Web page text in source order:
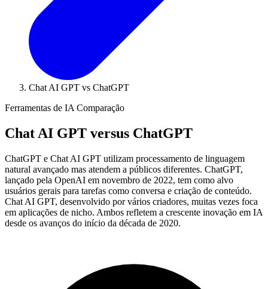
Chat AI GPT vs ChatGPT
Ferramentas de IA Comparação
Chat AI GPT versus ChatGPT
ChatGPT e Chat AI GPT utilizam processamento de linguagem
natural avançado mas atendem a públicos diferentes. ChatGPT,
lançado pela OpenAI em novembro de 2022, tem como alvo
usuários gerais para tarefas como conversa e criação de conteúdo.
Chat AI GPT, desenvolvido por vários criadores, muitas vezes foca
em aplicações de nicho. Ambos refletem a crescente inovação em IA
desde os avanços do início da década de 2020.